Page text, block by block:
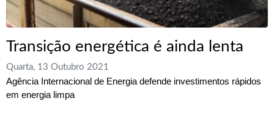
Transição energética é ainda lenta
Quarta, 13 Outubro 2021
Agência Internacional de Energia defende investimentos rápidos
em energia limpa